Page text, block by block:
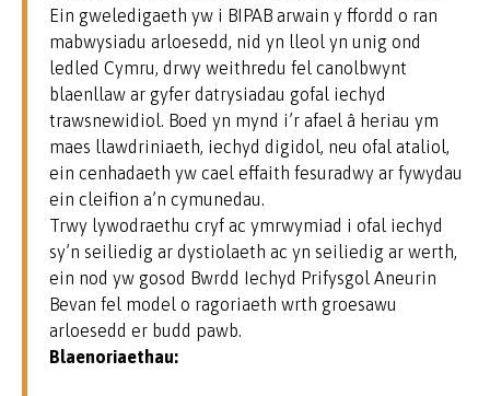
Ein gweledigaeth yw i BIPAB arwain y ffordd o ran
mabwysiadu arloesedd, nid yn lleol yn unig ond
ledled Cymru, drwy weithredu fel canolbwynt
blaenllaw ar gyfer datrysiadau gofal iechyd
trawsnewidiol. Boed yn mynd i’r afael â heriau ym
maes llawdriniaeth, iechyd digidol, neu ofal ataliol,
ein cenhadaeth yw cael effaith fesuradwy ar fywydau
ein cleifion a’n cymunedau.
Trwy lywodraethu cryf ac ymrwymiad i ofal iechyd
sy’n seiliedig ar dystiolaeth ac yn seiliedig ar werth,
ein nod yw gosod Bwrdd Iechyd Prifysgol Aneurin
Bevan fel model o ragoriaeth wrth groesawu
arloesedd er budd pawb.
Blaenoriaethau: